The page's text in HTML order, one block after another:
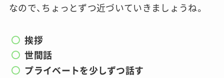
なので、ちょっとずつ近づいていきましょうね。
挨拶
世間話
プライベートを少しずつ話す